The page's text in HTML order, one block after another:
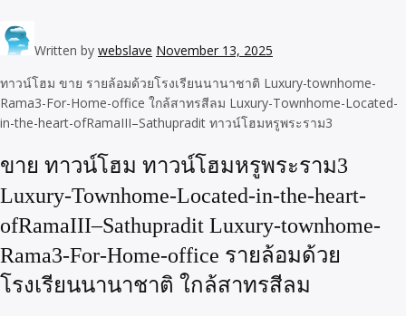
Written by webslave November 13, 2025
ทาวน์โฮม ขาย รายล้อมด้วยโรงเรียนนานาชาติ Luxury-townhome-
Rama3-For-Home-office ใกล้สาทรสีลม Luxury-Townhome-Located-
in-the-heart-ofRamaIII–Sathupradit ทาวน์โฮมหรูพระราม3
ขาย ทาวน์โฮม ทาวน์โฮมหรูพระราม3
Luxury-Townhome-Located-in-the-heart-
ofRamaIII–Sathupradit Luxury-townhome-
Rama3-For-Home-office รายล้อมด้วย
โรงเรียนนานาชาติ ใกล้สาทรสีลม